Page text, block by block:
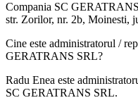
Compania SC
str. Zorilor, nr. 2b, Moinesti,
Cine este administratorul /
GERATRANS SRL?
Radu Enea este
SC GERATRANS SRL.